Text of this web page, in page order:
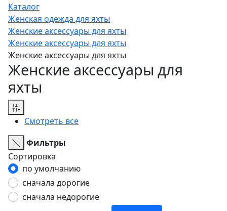
Каталог
Женская одежда для яхты
Женские аксессуары для яхты
Женские аксессуары для яхты
Женские аксессуары для яхты
Женские аксессуары для
яхты
Смотреть все
Фильтры
Сортировка
по умолчанию
сначала дорогие
сначала недорогие